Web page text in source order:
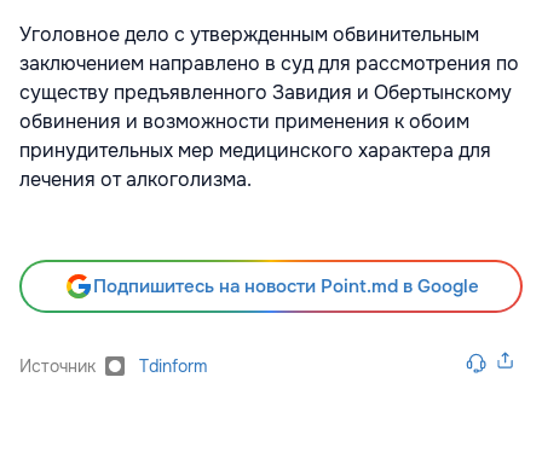
Уголовное дело с утвержденным обвинительным
заключением направлено в суд для рассмотрения по
существу предъявленного Завидия и Обертынскому
обвинения и возможности применения к обоим
принудительных мер медицинского характера для
лечения от алкоголизма.
Подпишитесь на новости Point.md в Google
Источник Tdinform